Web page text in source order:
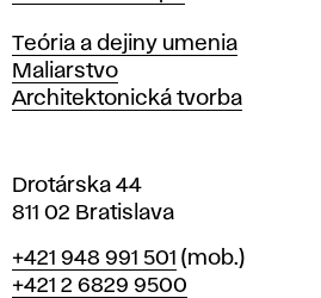
l
a
v
Katedry
Teória a dejiny umenia
Maliarstvo
Architektonická tvorba
Drotárska 44
811 02 Bratislava
Telefón
+421 948 991 501 (mob.)
+421 2 6829 9500